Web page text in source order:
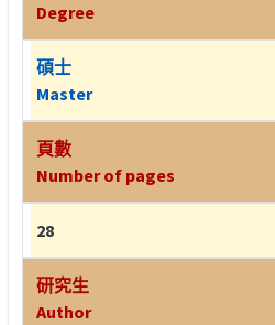
Degree
碩士
Master
頁數
Number of pages
28
研究生
Author